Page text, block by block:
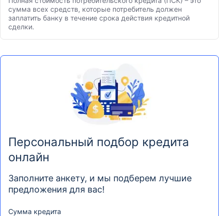
сумма всех средств, которые потребитель должен
заплатить банку в течение срока действия кредитной
сделки.
Персональный подбор кредита
онлайн
Заполните анкету, и мы подберем лучшие
предложения для вас!
Сумма кредита